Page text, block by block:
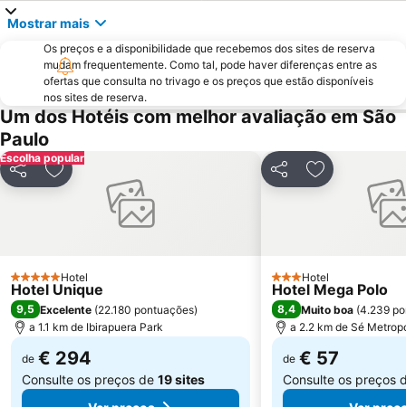
Zoológico de São Paulo
Arena de São Paulo - Arena Corinthians
Rebouças Convention Center
Centro Antigo de São Paulo
São Silvestre International Race
Vale do Anhangabaú
Belenzinho
Mercado Municipal
Book Biennal of São Paulo
Centro Histórico Embú das Artes
Formula 1 Brazilian Grand Prix
Museu Paulista da USP
Sao Paulo Carnaval
Pinacoteca do Estado
Memorial da América Latina
Teatro Abril
Bosque Maia
Cubatão
Paróquia-Santuário São Judas Tadeu
Mostrar mais
Os preços e a disponibilidade que recebemos dos sites de reserva
mudam frequentemente. Como tal, pode haver diferenças entre as
ofertas que consulta no trivago e os preços que estão disponíveis
nos sites de reserva.
Um dos Hotéis com melhor avaliação em São
Paulo
Escolha popular
PartilharAdicionar aos favoritos
5 EstrelasHotel
Hotel Unique
9,5 Excelente (22.180 pontuações)
a 1.1 km de Ibirapuera Park
de € 294
Consulte os preços de 19 sites
PartilharAdicionar
3 Estrelas
Hotel
Hotel Mega Polo
8,4 Muito boa (4.239
a 2.2 km de Sé
de € 57
Consulte os preços